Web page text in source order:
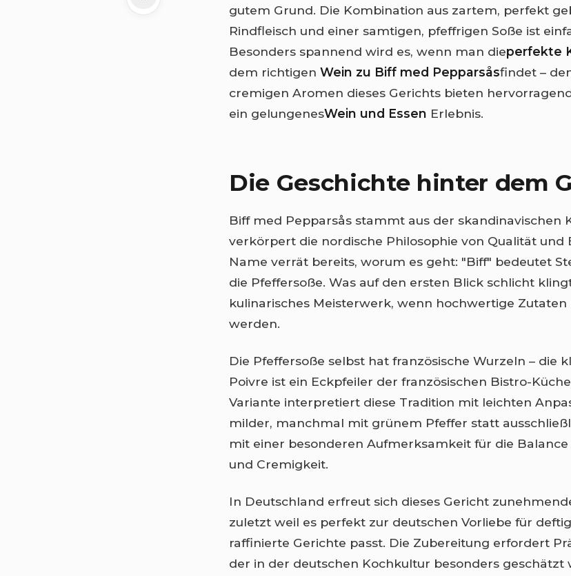
gutem Grund. Die Kombination aus zartem, perfekt
Rindfleisch und einer samtigen, pfeffrigen Soße ist
Besonders spannend wird es, wenn man dieperfekte
dem richtigen Wein zu Biff med Pepparsåsfindet –
cremigen Aromen dieses Gerichts bieten
ein gelungenesWein und Essen Erlebnis.
Die Geschichte hinter dem
Biff med Pepparsås stammt aus der skandinavischen
verkörpert die nordische Philosophie von Qualität und
Name verrät bereits, worum es geht: "Biff" bedeutet
die Pfeffersoße. Was auf den ersten Blick schlicht
kulinarisches Meisterwerk, wenn hochwertige
werden.
Die Pfeffersoße selbst hat französische Wurzeln – die
Poivre ist ein Eckpfeiler der französischen Bistro-
Variante interpretiert diese Tradition mit leichten
milder, manchmal mit grünem Pfeffer statt
mit einer besonderen Aufmerksamkeit für die Balance
und Cremigkeit.
In Deutschland erfreut sich dieses Gericht
zuletzt weil es perfekt zur deutschen Vorliebe für
raffinierte Gerichte passt. Die Zubereitung erfordert
der in der deutschen Kochkultur besonders geschätzt